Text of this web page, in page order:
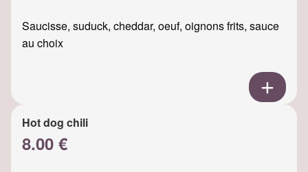
Saucisse, suduck, cheddar, oeuf, oignons frits, sauce
au choix
Hot dog chili
8.00 €